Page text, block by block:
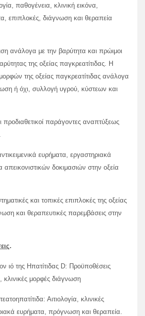
παθογένεια, κλινική εικόνα,
επιπλοκές, διάγνωση και θεραπεία
ανάλογα με την βαρύτητα και πρώιμοι
της οξείας παγκρεατίτιδας. Η
της οξείας παγκρεατίτιδας ανάλογα
ή όχι, συλλογή υγρού, κύστεων και
παράγοντες αναπτύξεως
ευρήματα, εργαστηριακά
δοκιμασιών στην οξεία
και τοπικές επιπλοκές της οξείας
και θεραπευτικές παρεμβάσεις στην
.
ιό της Ηπατίτιδας D: Προϋποθέσεις
μορφές διάγνωση
Αιτιολογία, κλινικές
ευρήματα, πρόγνωση και θεραπεία.